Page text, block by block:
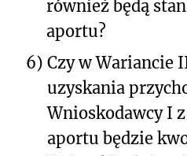
również będą
aportu?
6) Czy w Wariancie
uzyskania
Wnioskodawcy I
aportu będzie